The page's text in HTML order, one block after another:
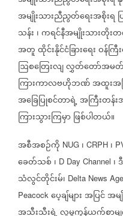
အမျိုးသားညီညွတ်ရေးအစိုးရ
သန်း ၊ကရင်နီအမျိုးသားတိုး
အတူထိုင်းနိုင်ငံခြားရေးဝန်ကြီ
ဩစတြေးလျလွှတ်တော်အမတ်
ကြားကာလဗဟိုဘဏ်အထူးအ
အခြေပြုစင်တာရဲ့အကြီးတန်း
ကြားသွားကြမှာဖြစ်ပါတယ်။
အစီအစဉ်ကို NUG ၊ CRPH ၊
ခေတ်သစ် ၊ D Day Channel ၊
သံလွင်တိုင်းမ်၊ Delta News
Peacock ပေ့ချ်များအပြင်အမ